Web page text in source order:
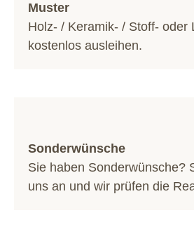
Muster
Holz- / Keramik- / Stoff- oder
kostenlos ausleihen.
Sonderwünsche
Sie haben Sonderwünsche?
uns an und wir prüfen die